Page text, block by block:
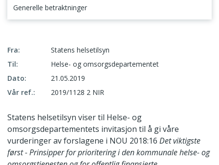
Generelle betraktninger
Fra:
Statens helsetilsyn
Til:
Helse- og omsorgsdepartementet
Dato:
21.05.2019
Vår ref.:
2019/1128 2 NIR
Statens helsetilsyn viser til Helse- og
omsorgsdepartementets invitasjon til å gi våre
vurderinger av forslagene i NOU 2018:16 Det viktigste
først - Prinsipper for prioritering i den kommunale helse- og